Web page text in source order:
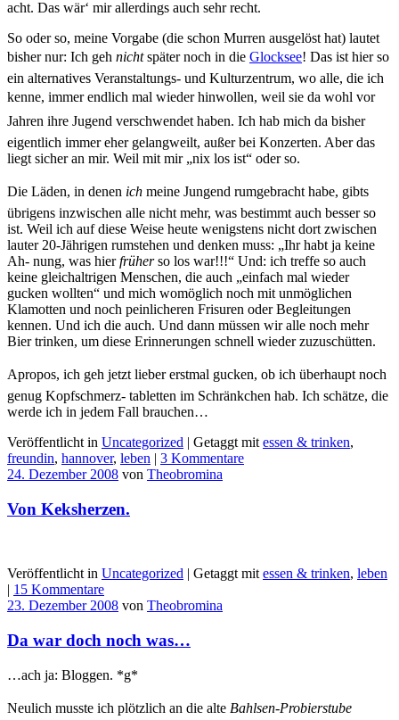
acht. Das wär‘ mir allerdings auch sehr recht.
So oder so, meine Vorgabe (die schon Murren ausgelöst hat) lautet
bisher nur: Ich geh nichtspäter noch in die Glocksee! Das ist hier so
ein alternatives Veranstaltungs- und Kulturzentrum, wo alle, die ich
kenne, immer endlich mal wieder hinwollen, weil sie da wohl vor
Jahren ihre Jugend verschwendet haben. Ich hab mich da bisher
eigentlich immer eher gelangweilt, außer bei Konzerten. Aber das
liegt sicher an mir. Weil mit mir „nix los ist“ oder so.
Die Läden, in denen ich meine Jungend rumgebracht habe, gibts
übrigens inzwischen alle nicht mehr, was bestimmt auch besser so
ist. Weil ich auf diese Weise heute wenigstens nicht dort zwischen
lauter 20-Jährigen rumstehen und denken muss: „Ihr habt ja keine
Ah- nung, was hierfrüherso los war!!!“ Und: ich treffe so auch
keine gleichaltrigen Menschen, die auch „einfach mal wieder
gucken wollten“ und mich womöglich noch mit unmöglichen
Klamotten und noch peinlicheren Frisuren oder Begleitungen
kennen. Und ich die auch. Und dann müssen wir alle noch mehr
Bier trinken, um diese Erinnerungen schnell wieder zuzuschütten.
Apropos, ich geh jetzt lieber erstmal gucken, ob ich überhaupt noch
genug Kopfschmerz- tabletten im Schränkchen hab. Ich schätze, die
werde ich in jedem Fall brauchen…
Veröffentlicht in Uncategorized | Getaggt mit essen & trinken,
freundin, hannover, leben | 3 Kommentare
24. Dezember 2008 von Theobromina
Von Keksherzen.
Veröffentlicht in Uncategorized | Getaggt mit essen & trinken, leben
| 15 Kommentare
23. Dezember 2008 von Theobromina
Da war doch noch was…
…ach ja: Bloggen. *g*
Neulich musste ich plötzlich an die alte Bahlsen-Probierstube